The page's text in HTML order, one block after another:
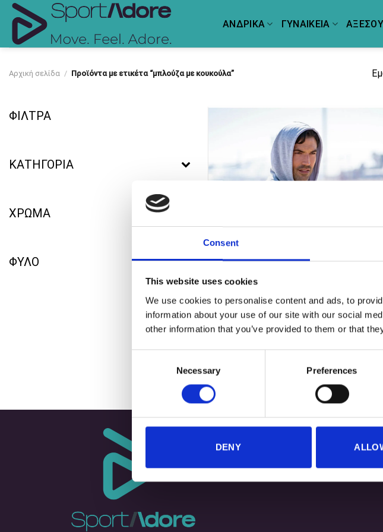
Consent
This website uses cookies
We use cookies to personalise content and ads, to
information about your use of our site with our social
other information that you’ve provided to them or that
Necessary Preferences
DENY
Skip
content
ΑΝΔΡΙΚΑ ΓΥΝΑΙΚΕΙΑ
Αρχική σελίδα / Προϊόντα με ετικέτα “μπλούζα με κουκούλα”
ΦΙΛΤΡΑ
ΚΑΤΗΓΟΡΙΑ
ΧΡΩΜΑ
ΦΥΛΟ
+
Hoodie ESENCIAL